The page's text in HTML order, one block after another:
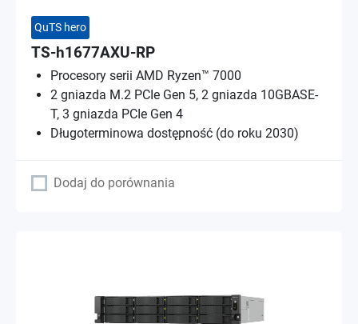
QuTS hero
TS-h1677AXU-RP
Procesory serii AMD Ryzen™ 7000
2 gniazda M.2 PCIe Gen 5, 2 gniazda 10GBASE-
T, 3 gniazda PCIe Gen 4
Długoterminowa dostępność (do roku 2030)
Dodaj do porównania